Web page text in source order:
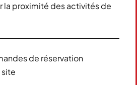
la proximité des activités de
de réservation